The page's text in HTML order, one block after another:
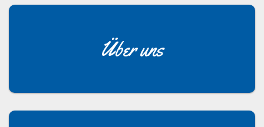
Über uns